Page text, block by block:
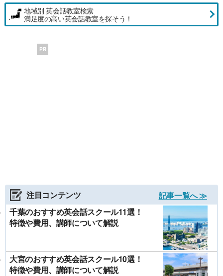
地域別 英会話教室検索
満足度の高い英会話教室を探そう！
PR
注目コンテンツ
記事一覧へ ≫
千葉のおすすめ英会話スクール11選！
特徴や費用、講師について解説
大宮のおすすめ英会話スクール10選！
特徴や費用、講師について解説